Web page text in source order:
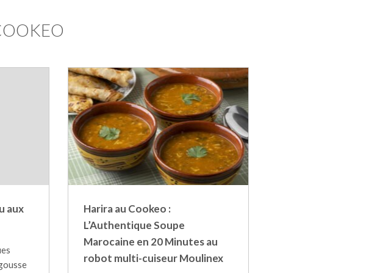
aux
Harira au Cookeo :
L’Authentique Soupe
Marocaine en 20 Minutes au
robot multi-cuiseur Moulinex